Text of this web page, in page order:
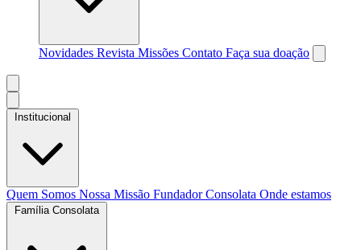
Novidades Revista Missões Contato Faça sua doação
Institucional
Quem Somos Nossa Missão FundadorConsolata Onde estamos
Família Consolata